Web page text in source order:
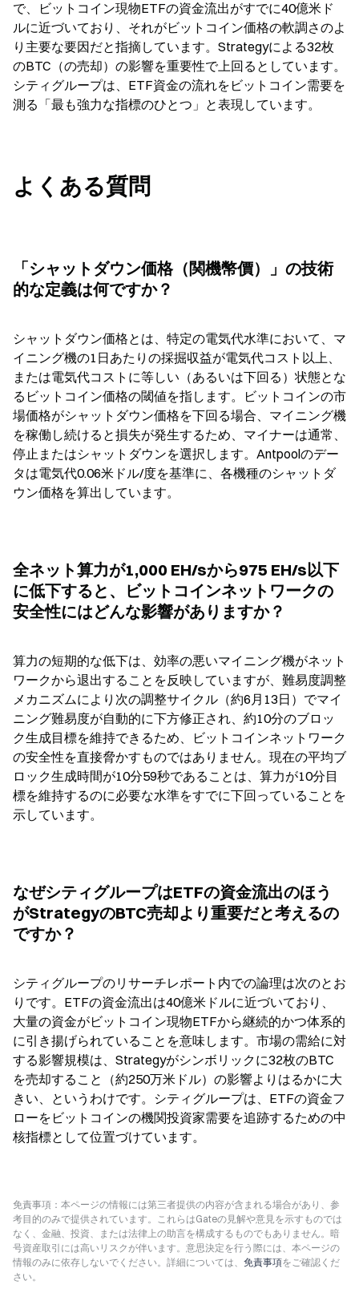
で、ビットコイン現物ETFの資金流出がすでに40億米ド
ルに近づいており、それがビットコイン価格の軟調さのよ
り主要な要因だと指摘しています。Strategyによる32枚
のBTC（の売却）の影響を重要性で上回るとしています。
シティグループは、ETF資金の流れをビットコイン需要を
測る「最も強力な指標のひとつ」と表現しています。
よくある質問
「シャットダウン価格（関機幣價）」の技術
的な定義は何ですか？
シャットダウン価格とは、特定の電気代水準において、マ
イニング機の1日あたりの採掘収益が電気代コスト以上、
または電気代コストに等しい（あるいは下回る）状態とな
るビットコイン価格の閾値を指します。ビットコインの市
場価格がシャットダウン価格を下回る場合、マイニング機
を稼働し続けると損失が発生するため、マイナーは通常、
停止またはシャットダウンを選択します。Antpoolのデー
タは電気代0.06米ドル/度を基準に、各機種のシャットダ
ウン価格を算出しています。
全ネット算力が1,000 EH/sから975 EH/s以下
に低下すると、ビットコインネットワークの
安全性にはどんな影響がありますか？
算力の短期的な低下は、効率の悪いマイニング機がネット
ワークから退出することを反映していますが、難易度調整
メカニズムにより次の調整サイクル（約6月13日）でマイ
ニング難易度が自動的に下方修正され、約10分のブロッ
ク生成目標を維持できるため、ビットコインネットワーク
の安全性を直接脅かすものではありません。現在の平均ブ
ロック生成時間が10分59秒であることは、算力が10分目
標を維持するのに必要な水準をすでに下回っていることを
示しています。
なぜシティグループはETFの資金流出のほう
がStrategyのBTC売却より重要だと考えるの
ですか？
シティグループのリサーチレポート内での論理は次のとお
りです。ETFの資金流出は40億米ドルに近づいており、
大量の資金がビットコイン現物ETFから継続的かつ体系的
に引き揚げられていることを意味します。市場の需給に対
する影響規模は、Strategyがシンボリックに32枚のBTC
を売却すること（約250万米ドル）の影響よりはるかに大
きい、というわけです。シティグループは、ETFの資金フ
ローをビットコインの機関投資家需要を追跡するための中
核指標として位置づけています。
免責事項：本ページの情報には第三者提供の内容が含まれる場合があり、参
考目的のみで提供されています。これらはGateの見解や意見を示すものでは
なく、金融、投資、または法律上の助言を構成するものでもありません。暗
号資産取引には高いリスクが伴います。意思決定を行う際には、本ページの
情報のみに依存しないでください。詳細については、 免責事項をご確認くだ
さい。